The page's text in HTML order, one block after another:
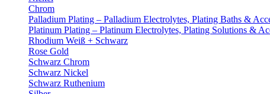
Chrom
Palladium Plating – Palladium Electrolytes, Plating Baths &
Platinum Plating – Platinum Electrolytes, Plating Solutions &
Rhodium Weiß + Schwarz
Rose Gold
Schwarz Chrom
Schwarz Nickel
Schwarz Ruthenium